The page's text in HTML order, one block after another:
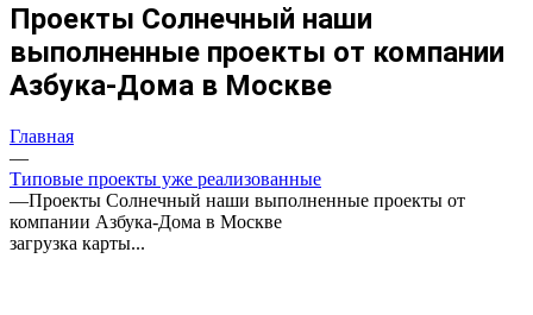
Проекты Солнечный наши
выполненные проекты от компании
Азбука-Дома в Москве
Главная
—
Типовые проекты уже реализованные
—Проекты Солнечный наши выполненные проекты от
компании Азбука-Дома в Москве
загрузка карты...